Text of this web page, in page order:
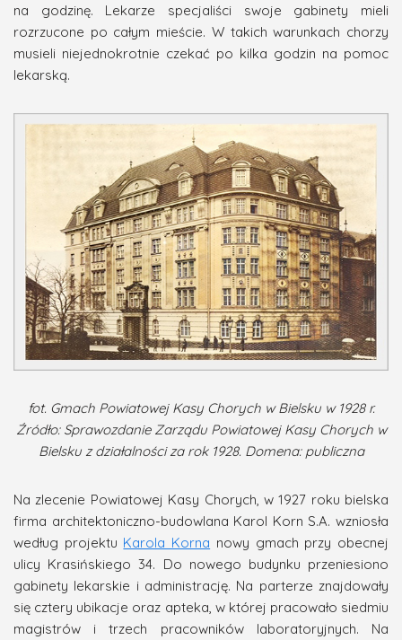
na godzinę. Lekarze specjaliści swoje gabinety mieli
rozrzucone po całym mieście. W takich warunkach chorzy
musieli niejednokrotnie czekać po kilka godzin na pomoc
lekarską.
fot. Gmach Powiatowej Kasy Chorych w Bielsku w 1928 r.
Źródło: Sprawozdanie Zarządu Powiatowej Kasy Chorych w
Bielsku z działalności za rok 1928. Domena: publiczna
Na zlecenie Powiatowej Kasy Chorych, w 1927 roku bielska
firma architektoniczno-budowlana Karol Korn S.A. wzniosła
według projektu Karola Korna nowy gmach przy obecnej
ulicy Krasińskiego 34. Do nowego budynku przeniesiono
gabinety lekarskie i administrację. Na parterze znajdowały
się cztery ubikacje oraz apteka, w której pracowało siedmiu
magistrów i trzech pracowników laboratoryjnych. Na